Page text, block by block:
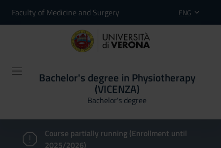
Faculty of Medicine and Surgery ENG
Bachelor's degree in Physiotherapy
(VICENZA)
Bachelor's degree
Course partially running (Enrollment until
2025/2026)